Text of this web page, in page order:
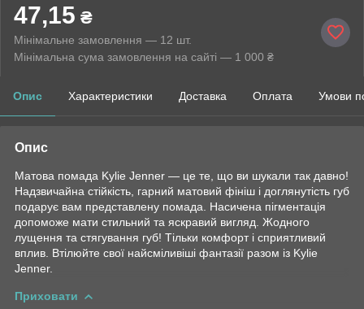
47,15 ₴
Мінімальне замовлення — 12 шт.
Мінімальна сума замовлення на сайті — 1 000 ₴
Опис Характеристики Доставка Оплата Умови
Опис
Матова помада Kylie Jenner — це те, що ви шукали так давно!
Надзвичайна стійкість, гарний матовий фініш і доглянутість губ
подарує вам представлену помада. Насичена пігментація
допоможе мати стильний та яскравий вигляд. Жодного
лущення та стягування губ! Тільки комфорт і сприятливий
вплив. Втілюйте свої найсміливіші фантазії разом із Kylie
Jenner.
Приховати